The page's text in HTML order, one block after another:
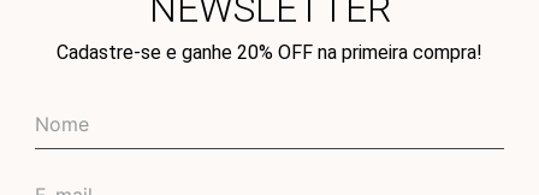
Cadastre-se e ganhe 20% OFF na primeira compra!